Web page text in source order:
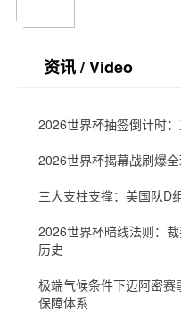
资讯 / Video
2026世界杯抽签倒计时
2026世界杯揭幕战刷爆
三大支柱支撑：美国队D
2026世界杯暗线法则：
历史
极端气候条件下迈阿密
保障体系